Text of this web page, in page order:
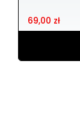
69,00 zł